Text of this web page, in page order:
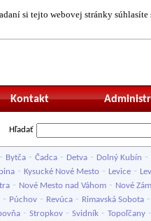
si tejto webovej stránky
Kontakt
Hľadať
- Bytča - Čadca - Detva - Dolný Kubín -
- Kysucké Nové Mesto - Levice -
- Nové Mesto nad Váhom - Nové
- Púchov - Revúca - Rimavská Sobota -
- Stropkov - Svidník - Topoľčany -